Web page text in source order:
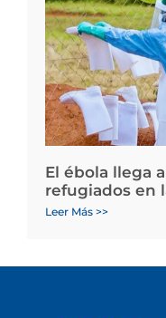
El ébola llega
refugiados en
Leer Más >>